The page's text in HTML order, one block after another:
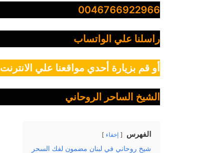
0046766922966
راسلنا علي الواتساب
أو قم بزيارة أحدي مواقعنا علي الانترنت
الشيخ الساحر الروحاني
الفهرس إخفاء
شيخ روحاني في لبنان مضمون لفك السحر